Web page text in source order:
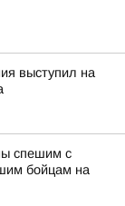
выступил на
спешим с
бойцам на